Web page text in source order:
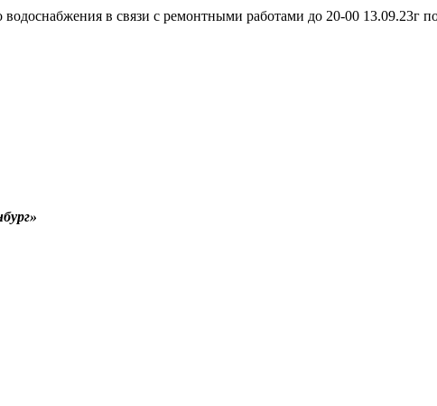
в связи с ремонтными работами до 20-00 13.09.23г